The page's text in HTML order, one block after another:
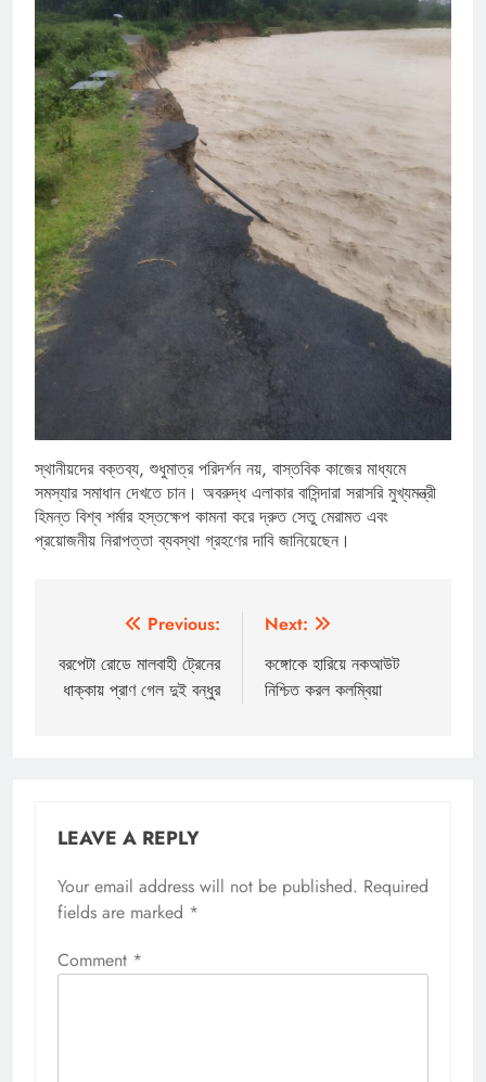
স্থানীয়দের বক্তব্য, শুধুমাত্র পরিদর্শন নয়, বাস্তবিক কাজের মাধ্যমে
সমস্যার সমাধান দেখতে চান। অবরুদ্ধ এলাকার বাসিন্দারা সরাসরি মুখ্যমন্ত্রী
হিমন্ত বিশ্ব শর্মার হস্তক্ষেপ কামনা করে দ্রুত সেতু মেরামত এবং
প্রয়োজনীয় নিরাপত্তা ব্যবস্থা গ্রহণের দাবি জানিয়েছেন।
navigation
Previous:
বরপেটা রোডে মালবাহী ট্রেনের
ধাক্কায় প্রাণ গেল দুই বন্ধুর
Next:
কঙ্গোকে হারিয়ে নকআউট
নিশ্চিত করল কলম্বিয়া
LEAVE A REPLY
Your email address will not be published. Required
fields are marked *
Comment *